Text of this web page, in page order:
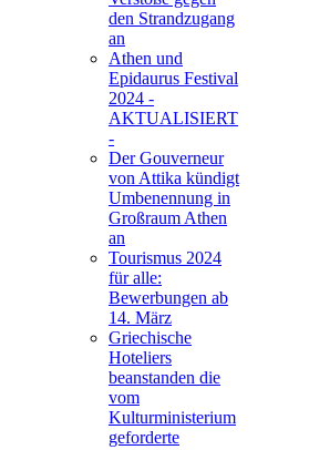
den Strandzugang
an
Athen und
Epidaurus Festival
2024 -
AKTUALISIERT
-
Der Gouverneur
von Attika kündigt
Umbenennung in
Großraum Athen
an
Tourismus 2024
für alle:
Bewerbungen ab
14. März
Griechische
Hoteliers
beanstanden die
vom
Kulturministerium
geforderte